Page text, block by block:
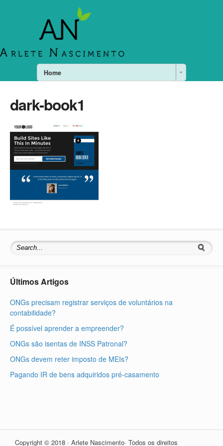
Home
dark-book1
Últimos Artigos
ONGs precisam registrar serviços de voluntários na
contabilidade?
É possível aprender a empreender?
ONGs são isentas de INSS Patronal?
ONGs devem reter imposto de MEIs?
Pagando IR de bens adquiridos pré-casamento
Copyright © 2018 · Arlete Nascimento· Todos os direitos